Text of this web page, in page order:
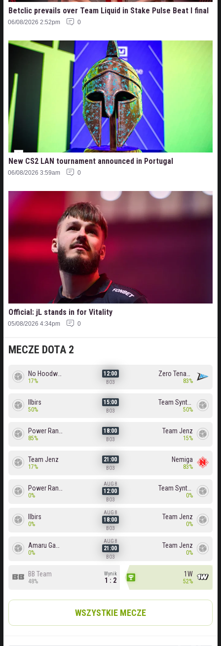
MECZE DOTA 2
17%
12:00
BO3 83%
Ilbirs
50%
15:00
BO3 50%
85%
18:00
BO3
Team Jenz
15%
Team Jenz
17%
21:00
BO3
Nemiga
83%
0%
AUG 8
12:00
BO3
0%
Ilbirs
0%
AUG 8
18:00
BO3
Team Jenz
0%
0%
AUG 8
21:00
BO3
Team Jenz
0%
BB Team
48%
Wynik
1 : 2
1W
52%
WSZYSTKIE MECZE
Betclic prevails over Team Liquid in Stake Pulse Beat I final
06/08/2026 2:52pm 0
New CS2 LAN tournament announced in Portugal
06/08/2026 3:59am 0
Official: jL stands in for Vitality
05/08/2026 4:34pm 0